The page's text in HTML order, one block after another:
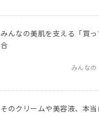
みんなの美肌を支える「買
合
みんなの
そのクリームや美容液、本当